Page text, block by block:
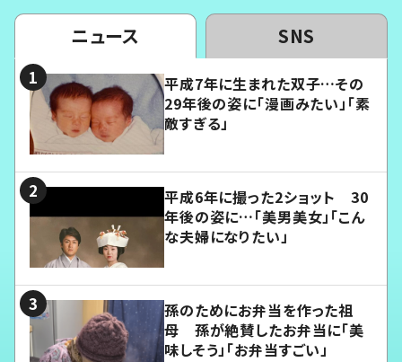
ニュース SNS
平成7年に生まれた双子…その
29年後の姿に「漫画みたい」「素
敵すぎる」
平成6年に撮った2ショット 30
年後の姿に…「美男美女」「こん
な夫婦になりたい」
孫のためにお弁当を作った祖
母 孫が絶賛したお弁当に「美
味しそう」「お弁当すごい」